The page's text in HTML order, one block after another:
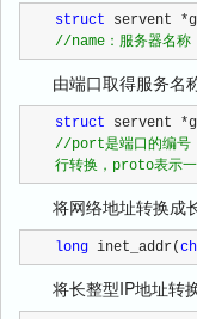
struct servent
//name：服务器名
由端口取得服务名
struct servent
//port是端口的编号
行转换，proto表示一
将网络地址转换成
long inet_addr(
将长整型IP地址转